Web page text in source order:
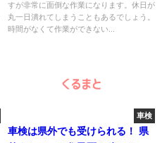
すが非常に面倒な作業になります。休日が
丸一日潰れてしまうこともあるでしょう。
時間がなくて作業ができない...
車検
車検は県外でも受けられる！ 県